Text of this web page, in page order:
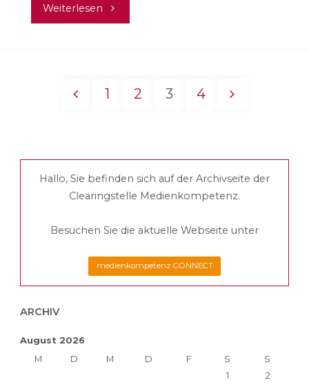
Weiterlesen "Medienkompetenz
bis
Surfer"
der
Beiträge
1 2 3 4
Hallo, Sie befinden sich auf der Archivseite der
Clearingstelle Medienkompetenz.
Besuchen Sie die aktuelle Webseite unter
medienkompetenz CONNECT
ARCHIV
August 2026
M
D M D F S
S
1
2